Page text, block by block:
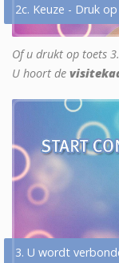
2c. Keuze - Druk
Of u drukt op toets 3.
U hoort de
3. U wordt